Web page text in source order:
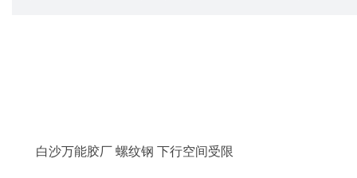
白沙万能胶厂 螺纹钢 下行空间受限